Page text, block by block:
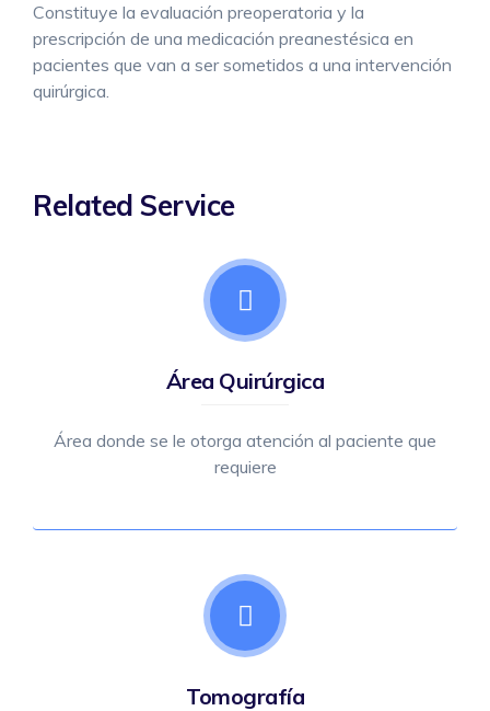
Constituye la evaluación preoperatoria y la
prescripción de una medicación preanestésica en
pacientes que van a ser sometidos a una intervención
quirúrgica.
Related Service
Área Quirúrgica
Área donde se le otorga atención al paciente que
requiere
Tomografía